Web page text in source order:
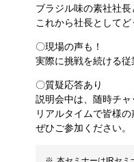
ブラジル味の素社社
これから社長として
〇現場の声も！
実際に挑戦を続ける
〇質疑応答あり
説明会中は、随時チ
リアルタイムで皆様の
ぜひご参加ください。